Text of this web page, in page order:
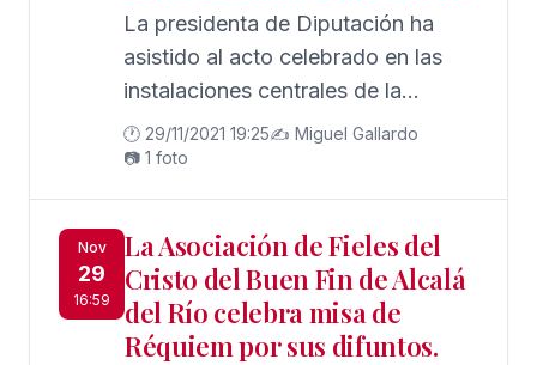
La presidenta de Diputación ha
asistido al acto celebrado en las
instalaciones centrales de la
compañía
🕐 29/11/2021 19:25✍️ Miguel Gallardo
📷 1 foto
Nov
29
16:59
La Asociación de Fieles del
Cristo del Buen Fin de Alcalá
del Río celebra misa de
Réquiem por sus difuntos.